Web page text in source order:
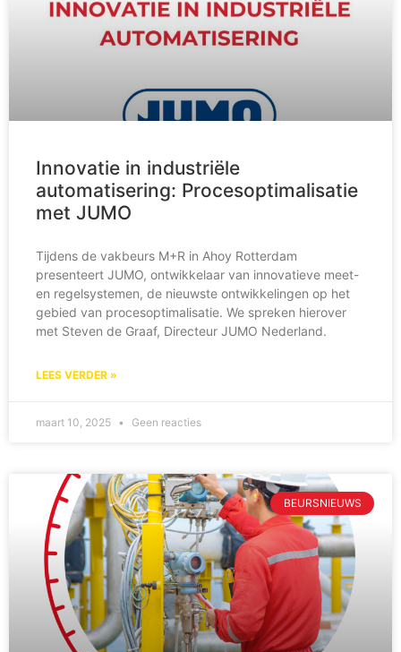
Innovatie in industriële
automatisering: Procesoptimalisatie
met JUMO
Tijdens de vakbeurs M+R in Ahoy Rotterdam
presenteert JUMO, ontwikkelaar van innovatieve meet-
en regelsystemen, de nieuwste ontwikkelingen op het
gebied van procesoptimalisatie. We spreken hierover
met Steven de Graaf, Directeur JUMO Nederland.
LEES VERDER »
maart 10, 2025 Geen reacties
BEURSNIEUWS